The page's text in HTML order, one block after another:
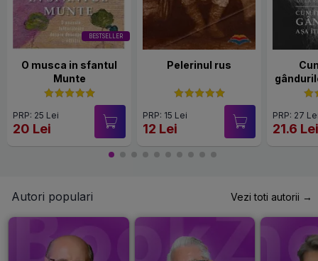
BESTSELLER
O musca in sfantul
Munte
PRP: 25 Lei
20 Lei
Pelerinul rus
PRP: 15 Lei
12 Lei
PRP: 27
21.6
Autori populari Vezi toti autorii →